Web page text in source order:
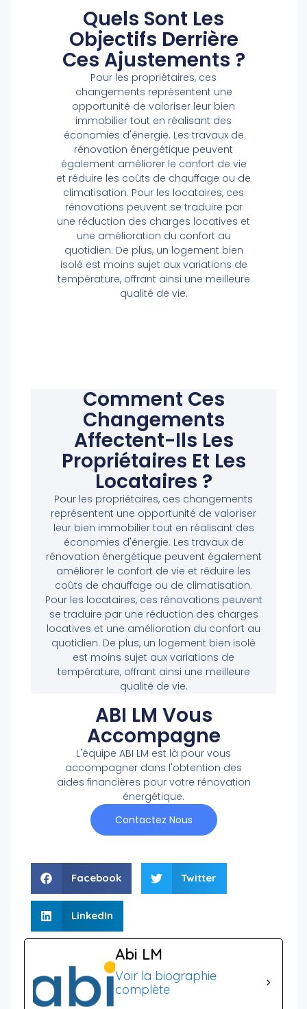
Quels Sont Les
Objectifs Derrière
Ces Ajustements ?
Pour les propriétaires, ces
changements représentent une
opportunité de valoriser leur bien
immobilier tout en réalisant des
économies d'énergie. Les travaux de
rénovation énergétique peuvent
également améliorer le confort de vie
et réduire les coûts de chauffage ou de
climatisation. Pour les locataires, ces
rénovations peuvent se traduire par
une réduction des charges locatives et
une amélioration du confort au
quotidien. De plus, un logement bien
isolé est moins sujet aux variations de
température, offrant ainsi une meilleure
qualité de vie.
Comment Ces
Changements
Affectent-Ils Les
Propriétaires Et Les
Locataires ?
Pour les propriétaires, ces changements
représentent une opportunité de valoriser
leur bien immobilier tout en réalisant des
économies d'énergie. Les travaux de
rénovation énergétique peuvent également
améliorer le confort de vie et réduire les
coûts de chauffage ou de climatisation.
Pour les locataires, ces rénovations peuvent
se traduire par une réduction des charges
locatives et une amélioration du confort au
quotidien. De plus, un logement bien isolé
est moins sujet aux variations de
température, offrant ainsi une meilleure
qualité de vie.
ABI LM Vous
Accompagne
L'équipe ABI LM est là pour vous
accompagner dans l'obtention des
aides financières pour votre rénovation
énergétique.
Contactez Nous
Facebook Twitter
LinkedIn
Abi LM
Voir la biographie
complète